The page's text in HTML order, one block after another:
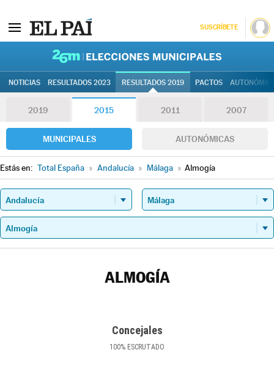
SUSCRÍBETE
NOTICIAS RESULTADOS 2023 RESULTADOS 2019 PACTOS
2019 2015 2011 2007
MUNICIPALES AUTONÓMICAS
Estás en: Total España » Andalucía » Málaga » Almogía
ALMOGÍA
Concejales
100% ESCRUTADO